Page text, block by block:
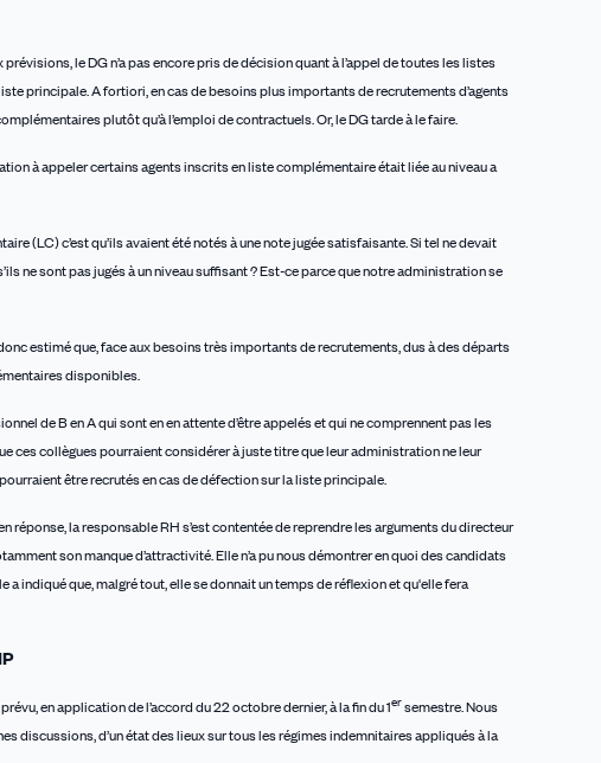
le DG n’a pas encore pris de décision quant à l’appel de toutes les listes
principale. A fortiori, en cas de besoins plus importants de recrutements d’agents
plutôt qu’à l’emploi de contractuels. Or, le DG tarde à le faire.
à appeler certains agents inscrits en liste complémentaire était liée au niveau a
(LC) c’est qu’ils avaient été notés à une note jugée satisfaisante. Si tel ne devait
ne sont pas jugés à un niveau suffisant ? Est-ce parce que notre administration se
estimé que, face aux besoins très importants de recrutements, dus à des départs
disponibles.
de B en A qui sont en en attente d’être appelés et qui ne comprennent pas les
ces collègues pourraient considérer à juste titre que leur administration ne leur
être recrutés en cas de défection sur la liste principale.
la responsable RH s’est contentée de reprendre les arguments du directeur
son manque d’attractivité. Elle n’a pu nous démontrer en quoi des candidats
indiqué que, malgré tout, elle se donnait un temps de réflexion et qu'elle fera
en application de l’accord du 22 octobre dernier, à la fin du 1ersemestre. Nous
discussions, d’un état des lieux sur tous les régimes indemnitaires appliqués à la